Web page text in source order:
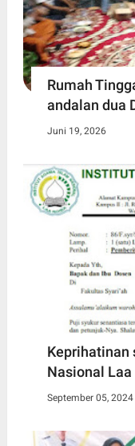
Rumah
andalan dua
Juni 19, 2026
Keprihatinan
Nasional Laa
September 05, 2024